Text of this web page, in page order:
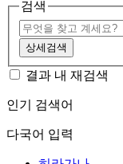
검색
상세검색
결과 내 재검색
인기 검색어
다국어 입력